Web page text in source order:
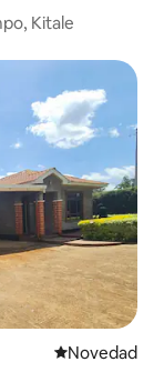
Kitale
Lugar para
Novedad